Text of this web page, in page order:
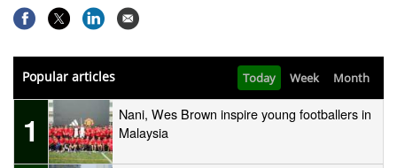
Popular articles Today Week Month
1
Nani, Wes Brown inspire young footballers in
Malaysia